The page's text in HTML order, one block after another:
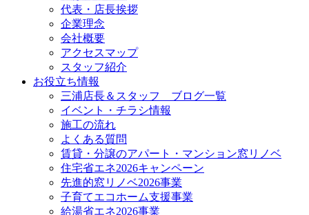
代表・店長挨拶
企業理念
会社概要
アクセスマップ
スタッフ紹介
お役立ち情報
三浦店長＆スタッフ ブログ一覧
イベント・チラシ情報
施工の流れ
よくある質問
賃貸・分譲のアパート・マンション窓リノベ
住宅省エネ2026キャンペーン
先進的窓リノベ2026事業
子育てエコホーム支援事業
給湯省エネ2026事業